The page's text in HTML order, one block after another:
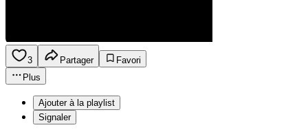
3 Partager
Favori
Plus
Ajouter à la playlist
Signaler